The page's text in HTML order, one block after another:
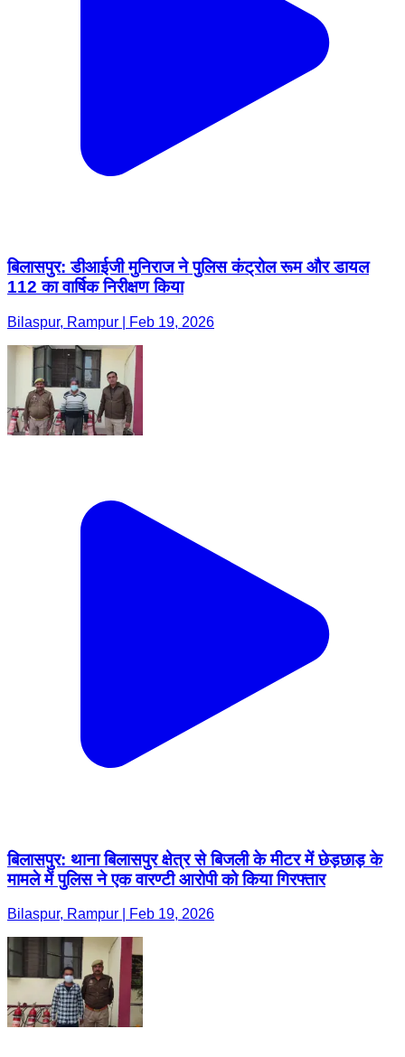
बिलासपुर: डीआईजी मुनिराज ने पुलिस कंट्रोल रूम और डायल
112 का वार्षिक निरीक्षण किया
Bilaspur, Rampur | Feb 19, 2026
बिलासपुर: थाना बिलासपुर क्षेत्र से बिजली के मीटर में छेड़छाड़ के
मामले में पुलिस ने एक वारण्टी आरोपी को किया गिरफ्तार
Bilaspur, Rampur | Feb 19, 2026